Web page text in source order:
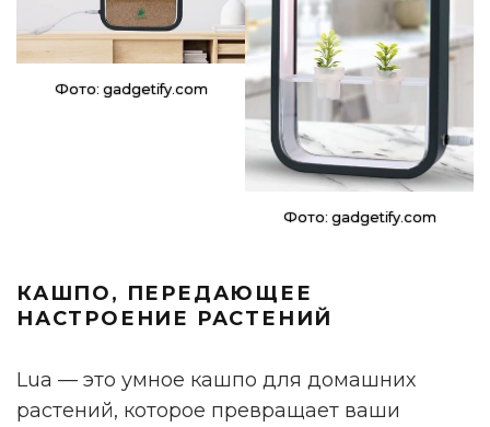
Фото: gadgetify.com
Фото: gadgetify.com
КАШПО, ПЕРЕДАЮЩЕЕ
НАСТРОЕНИЕ РАСТЕНИЙ
Lua — это умное кашпо для домашних
растений, которое превращает ваши